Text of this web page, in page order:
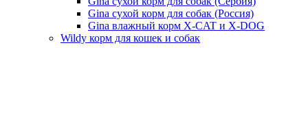
Gina сухой корм для собак (Россия)
Gina влажный корм X-CAT и X-DOG
Wildy корм для кошек и собак